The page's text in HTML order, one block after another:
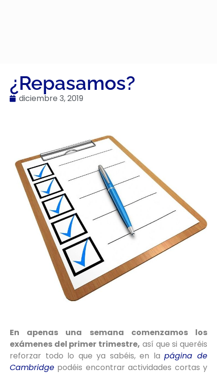
¿Repasamos?
diciembre 3, 2019
En apenas una semana comenzamos los
exámenes del primer trimestre, así que si queréis
reforzar todo lo que ya sabéis, en lapágina de
Cambridge podéis encontrar actividades cortas y